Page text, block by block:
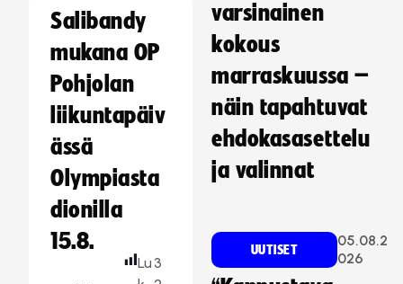
Salibandy
mukana OP
Pohjolan
liikuntapäiv
ässä
Olympiasta
dionilla
15.8.
Lu 3
varsinainen
kokous
marraskuussa –
näin tapahtuvat
ehdokasasettelu
ja valinnat
UUTISET
05.08.2
026